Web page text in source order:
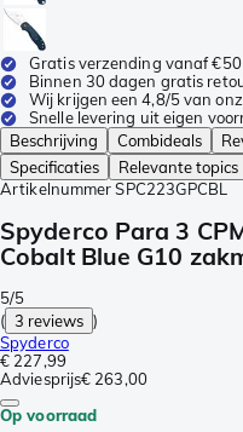
Gratis verzending vanaf €50
Binnen 30 dagen gratis
Wij krijgen een 4,8/5 van
Snelle levering uit eigen
Beschrijving
Combideals
Specificaties
Relevante topics
Artikelnummer SPC223GPCBL
Spyderco Para 3
Cobalt Blue G10
5/5
( 3 reviews )
Spyderco
€ 227,99
Adviesprijs€ 263,00
Op voorraad